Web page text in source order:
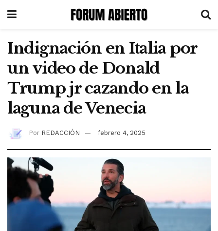
Indignación en Italia por
un video de Donald
Trump jr cazando en la
laguna de Venecia
Por REDACCIÓN febrero 4, 2025